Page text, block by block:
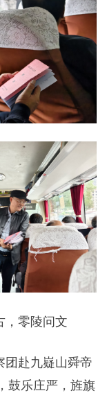
，零陵问文
团赴九嶷山舜帝
鼓乐庄严，旌旗